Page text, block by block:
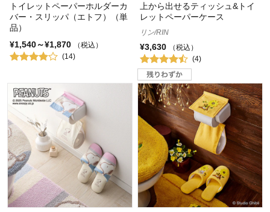
トイレットペーパーホルダーカ
バー・スリッパ（エトフ）（単
品）
¥1,540～¥1,870
（税込）
(14)
上から出せるティッシュ&トイ
レットペーパーケース
リン/RIN
¥3,630
（税込）
(4)